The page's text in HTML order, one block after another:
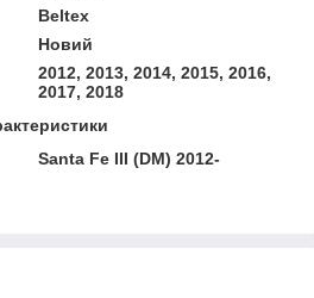
Beltex
Новий
2012, 2013, 2014, 2015, 2016,
2017, 2018
Santa Fe III (DM) 2012-